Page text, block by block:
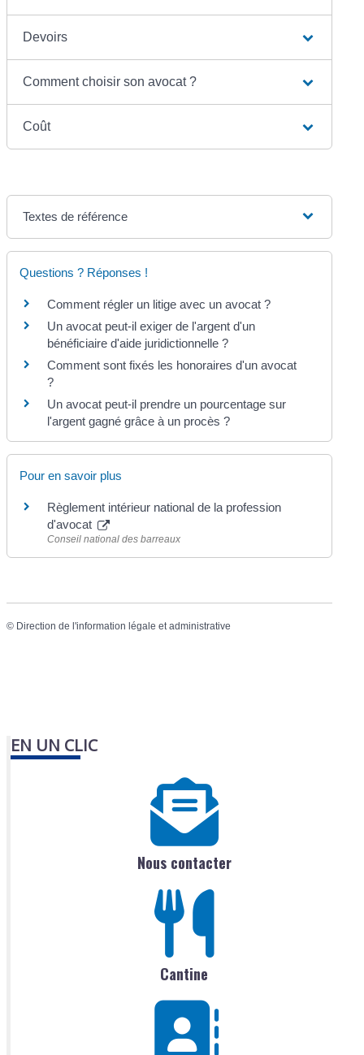
Devoirs
Comment choisir son avocat ?
Coût
Textes de référence
Questions ? Réponses !
Comment régler un litige avec un avocat ?
Un avocat peut-il exiger de l'argent d'un
bénéficiaire d'aide juridictionnelle ?
Comment sont fixés les honoraires d'un avocat
?
Un avocat peut-il prendre un pourcentage sur
l'argent gagné grâce à un procès ?
Pour en savoir plus
Règlement intérieur national de la profession
d'avocat
Conseil national des barreaux
© Direction de l'information légale et administrative
EN UN CLIC
Nous contacter
Cantine